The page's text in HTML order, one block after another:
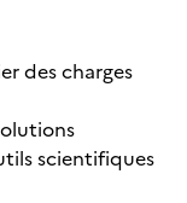
des charges
scientifiques